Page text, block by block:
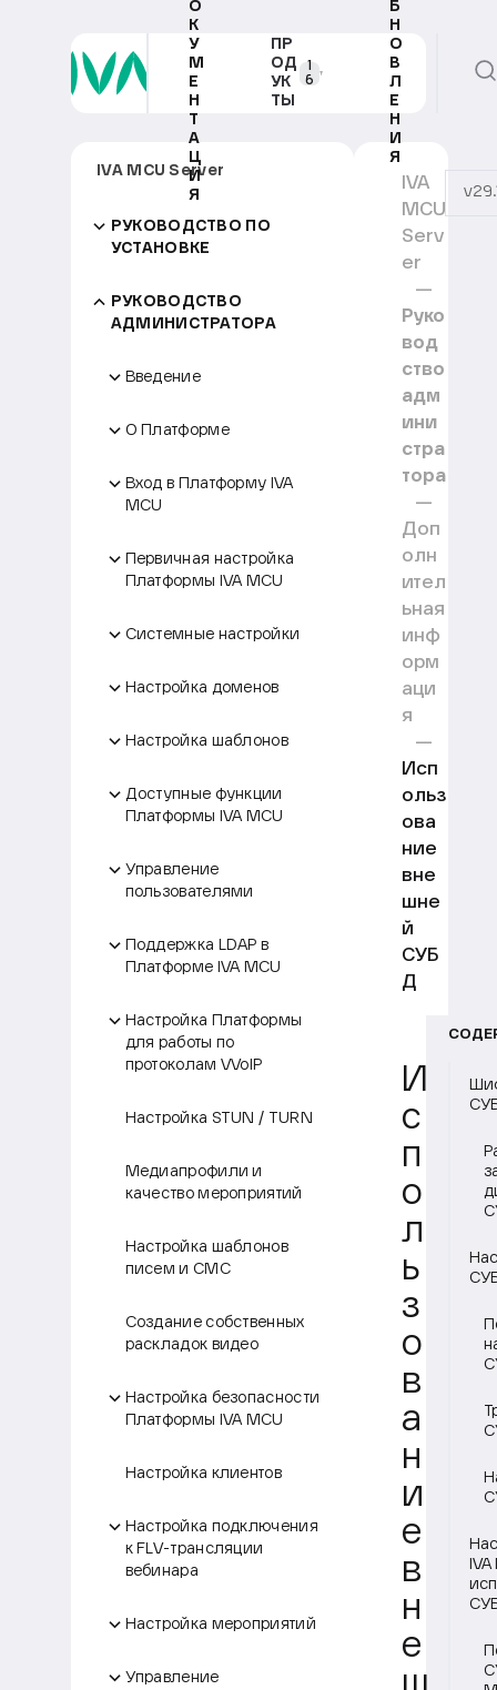
О
К
У
М
Е
Н
Т
А
Ц
И
Я
ПР
ОД
УК
ТЫ
1
6
Б
Н
О
В
Л
Е
Н
И
Я
IVA MCU Server
РУКОВОДСТВО ПО
УСТАНОВКЕ
РУКОВОДСТВО
АДМИНИСТРАТОРА
Введение
О Платформе
Вход в Платформу IVA
MCU
Первичная настройка
Платформы IVA MCU
Системные настройки
Настройка доменов
Настройка шаблонов
Доступные функции
Платформы IVA MCU
Управление
пользователями
Поддержка LDAP в
Платформе IVA MCU
Настройка Платформы
для работы по
протоколам VVoIP
Настройка STUN / TURN
Медиапрофили и
качество мероприятий
Настройка шаблонов
писем и СМС
Создание собственных
раскладок видео
Настройка безопасности
Платформы IVA MCU
Настройка клиентов
Настройка подключения
к FLV-трансляции
вебинара
Настройка мероприятий
Управление
IVA
MCU
Serv
er
Руко
вод
ство
адм
ини
стра
тора
Доп
олн
ител
ьная
инф
орм
аци
я
Исп
ольз
ова
ние
вне
шне
й
СУБ
Д
И
с
п
о
л
ь
з
о
в
а
н
и
е
в
н
е